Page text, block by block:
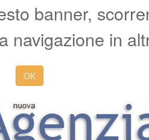
banner,
navigazione in
OK